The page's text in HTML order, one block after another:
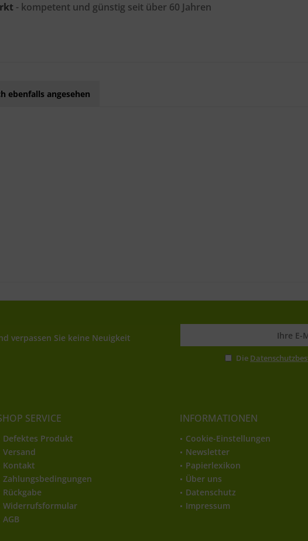
- kompetent und günstig seit über 60 Jahren
ebenfalls angesehen
verpassen Sie keine Neuigkeit
Die
SERVICE
Defektes Produkt
Versand
Kontakt
Zahlungsbedingungen
Rückgabe
Widerrufsformular
AGB
INFORMATIONEN
Cookie-Einstellungen
Newsletter
Papierlexikon
Über uns
Datenschutz
Impressum